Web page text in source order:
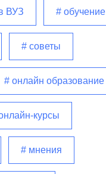
ВУЗ # обучение
# советы
# онлайн образование
курсы
# мнения